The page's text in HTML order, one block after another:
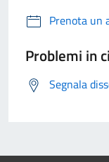
Prenota un
Problemi in
Segnala